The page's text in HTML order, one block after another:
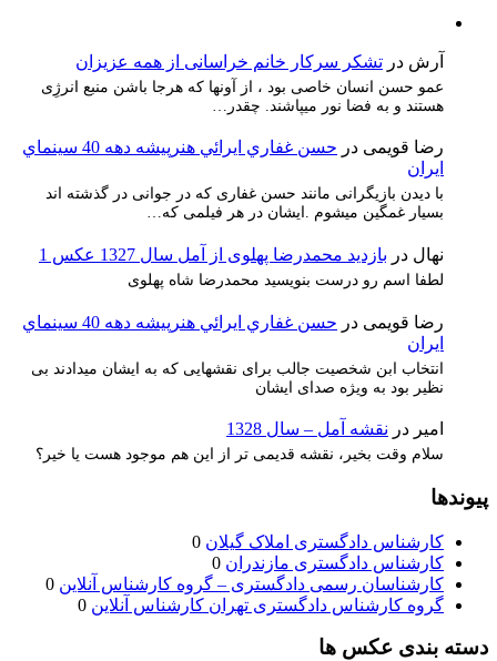
آرش در تشکر سرکار خانم خراسانی از همه عزیزان
عمو حسن انسان خاصی بود ، از آونها که هرجا باشن منبع انرژِی
هستند و به فضا نور میپاشند. چقدر…
رضا قویمی در
حسن غفاري ايرائي هنرپيشه دهه 40 سينماي
ايران
با دیدن بازیگرانی مانند حسن غفاری که در جوانی در گذشته اند
بسیار غمگین میشوم .ایشان در هر فیلمی که…
نهال در بازدید محمدرضا پهلوی از آمل سال 1327 عکس 1
لطفا اسم رو درست بنویسید محمدرضا شاه پهلوی
رضا قویمی در
حسن غفاري ايرائي هنرپيشه دهه 40 سينماي
ايران
انتخاب ابن شخصیت جالب برای نقشهایی که به ایشان میدادند بی
نظیر بود به ویژه صدای ایشان
امیر در نقشه آمل – سال 1328
سلام وقت بخیر، نقشه قدیمی تر از این هم موجود هست یا خیر؟
پیوندها
کارشناس دادگستری املاک گیلان
کارشناس دادگستری مازندران
کارشناسان رسمی دادگستری – گروه کارشناس آنلاین
گروه کارشناس دادگستری تهران کارشناس آنلاین
دسته بندی عکس ها